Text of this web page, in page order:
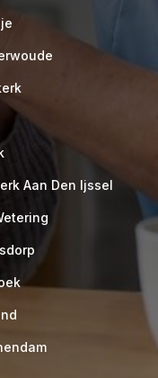
M
Aan Den Ijssel